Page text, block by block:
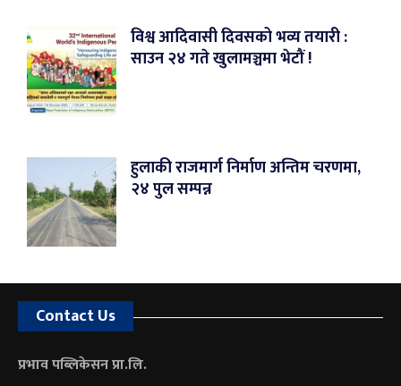
विश्व आदिवासी दिवसको भव्य तयारी :
साउन २४ गते खुलामञ्चमा भेटौं !
हुलाकी राजमार्ग निर्माण अन्तिम चरणमा,
२४ पुल सम्पन्न
Contact Us
प्रभाव पब्लिकेसन प्रा.लि.